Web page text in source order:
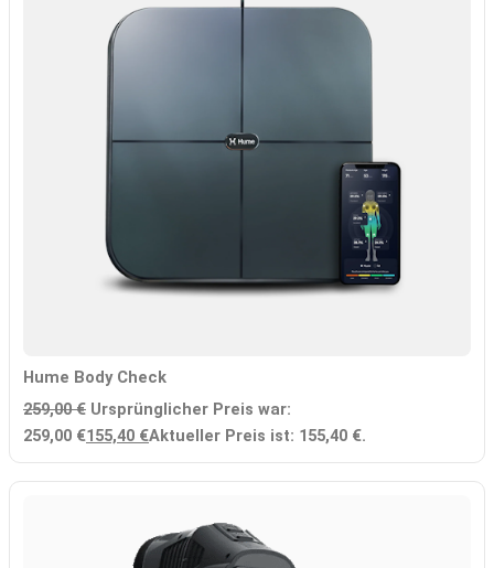
Hume Body Check
259,00€ Ursprünglicher Preis war:
259,00 €155,40 €Aktueller Preis ist: 155,40 €.